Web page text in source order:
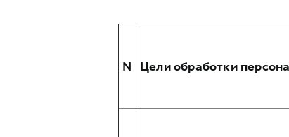
N Цели обработки